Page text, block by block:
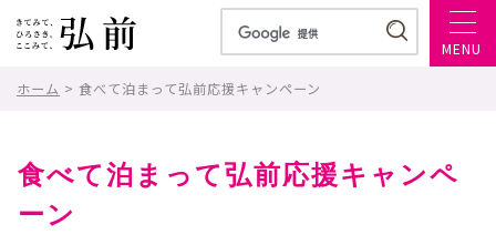
MENU
ホーム > 食べて泊まって弘前応援キャンペーン
食べて泊まって弘前応援キャンペ
ーン